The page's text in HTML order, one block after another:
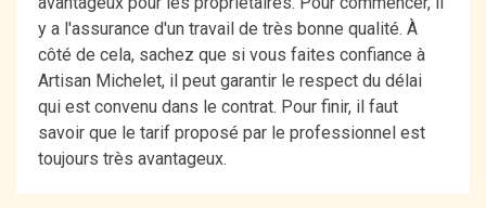
y a l'assurance d'un travail de très bonne qualité. À
côté de cela, sachez que si vous faites confiance à
Artisan Michelet, il peut garantir le respect du délai
qui est convenu dans le contrat. Pour finir, il faut
savoir que le tarif proposé par le professionnel est
toujours très avantageux.